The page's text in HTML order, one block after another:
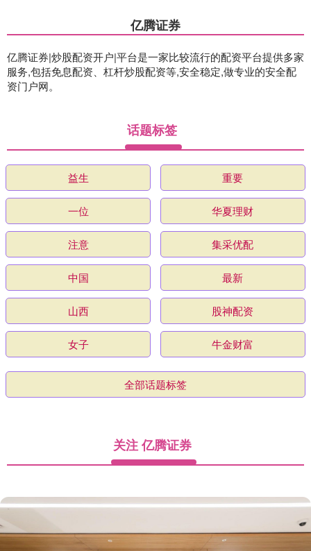
亿腾证券
亿腾证券|炒股配资开户|平台是一家比较流行的配资平台提供多家
服务,包括免息配资、杠杆炒股配资等,安全稳定,做专业的安全配
资门户网。
话题标签
益生 重要
一位 华夏理财
注意 集采优配
中国 最新
山西 股神配资
女子 牛金财富
全部话题标签
关注 亿腾证券